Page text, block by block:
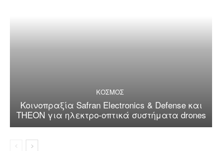
ΚΟΣΜΟΣ
Κοινοπραξία Safran Electronics & Defense και
THEON για ηλεκτρο-οπτικά συστήματα drones